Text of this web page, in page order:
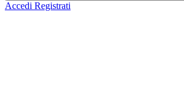
Accedi Registrati